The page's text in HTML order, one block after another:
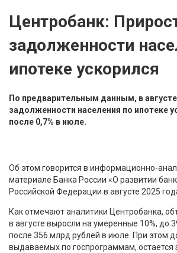
Центробанк:
задолженности
ипотеке ускорился
По предварительным данным, в
задолженности населения по ипотеке
после 0,7% в июле.
Об этом говорится в информационно-
материале Банка России «О развитии
Российской Федерации в августе 2025
Как отмечают аналитики Центробанка,
в августе выросли на умеренные 10%, до
после 356 млрд рублей в июле. При этом
выдаваемых по госпрограммам, остается